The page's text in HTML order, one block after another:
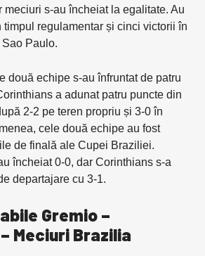
meciuri s-au încheiat la egalitate. Au
timpul regulamentar și cinci victorii în
Paulo.
două echipe s-au înfruntat de patru
a adunat patru puncte din
2-2 pe teren propriu și 3-0 în
cele două echipe au fost
de finală ale Cupei Braziliei.
încheiat 0-0, dar Corinthians s-a
departajare cu 3-1.
Gremio –
Meciuri Brazilia